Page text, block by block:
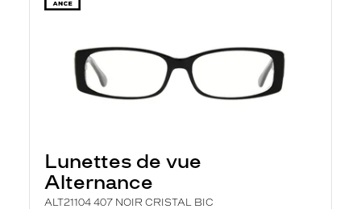
Lunettes de vue
Alternance
ALT21104 407 NOIR CRISTAL BIC